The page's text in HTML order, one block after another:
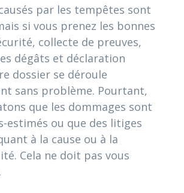
par les tempêtes sont
si vous prenez les bonnes
collecte de preuves,
dégâts et déclaration
dossier se déroule
sans problème. Pourtant,
que les dommages sont
estimés ou que des litiges
à la cause ou à la
Cela ne doit pas vous